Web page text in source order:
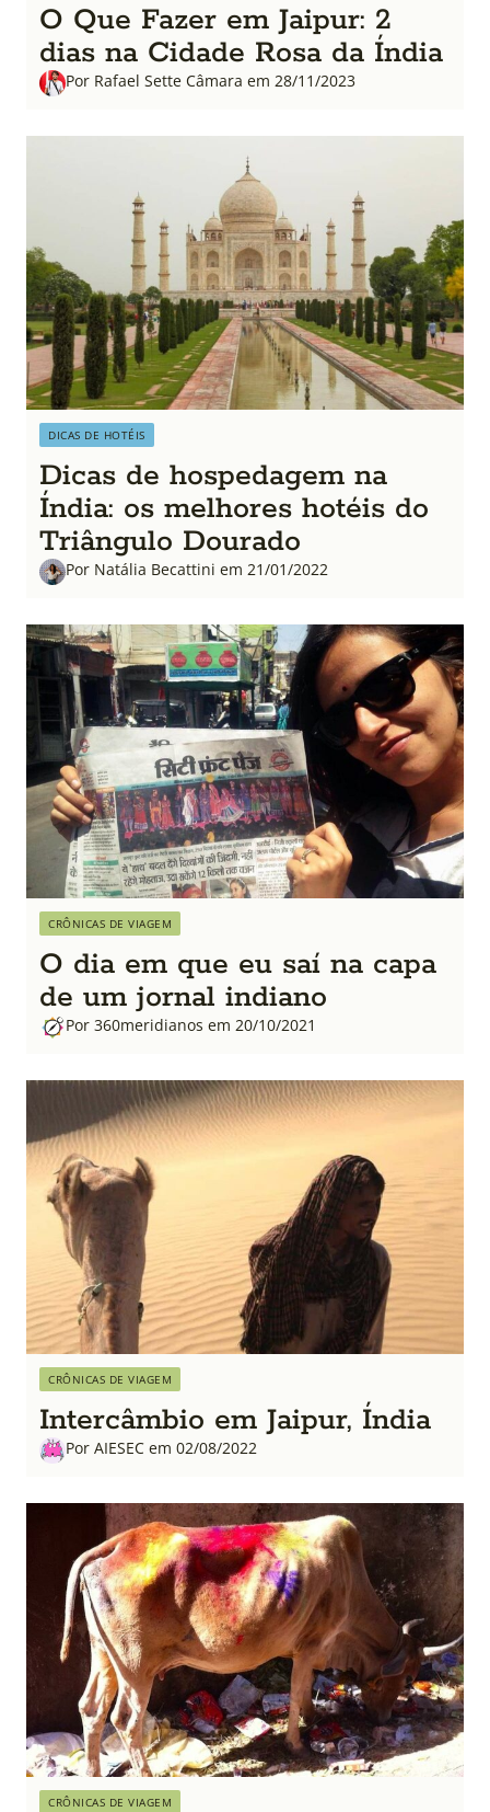
O Que Fazer em Jaipur: 2
dias na Cidade Rosa da Índia
Por Rafael Sette Câmara em 28/11/2023
DICAS DE HOTÉIS
Dicas de hospedagem na
Índia: os melhores hotéis do
Triângulo Dourado
Por Natália Becattini em 21/01/2022
CRÔNICAS DE VIAGEM
O dia em que eu saí na capa
de um jornal indiano
Por 360meridianos em 20/10/2021
CRÔNICAS DE VIAGEM
Intercâmbio em Jaipur, Índia
Por AIESEC em 02/08/2022
CRÔNICAS DE VIAGEM